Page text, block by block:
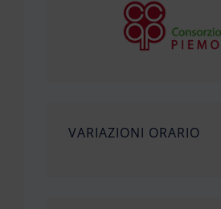
VARIAZIONI ORARIO